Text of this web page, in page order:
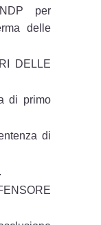
per
delle
DELLE
di primo
di